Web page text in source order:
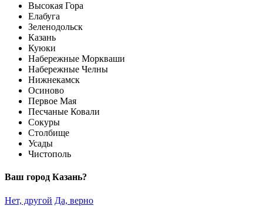
Высокая Гора
Елабуга
Зеленодольск
Казань
Куюки
Набережные Моркваши
Набережные Челны
Нижнекамск
Осиново
Первое Мая
Песчаные Ковали
Сокуры
Столбище
Усады
Чистополь
Ваш город Казань?
Нет, другой Да, верно